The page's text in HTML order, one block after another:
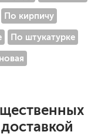
По кирпичу
По штукатурке